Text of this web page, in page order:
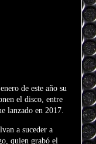
de este año su
el disco, entre
lanzado en 2017.
a suceder a
quien grabó el